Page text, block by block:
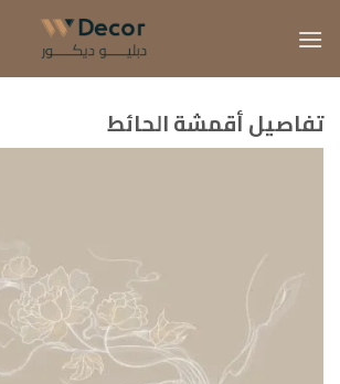
للمحتوى
تفاصيل أقمشة الحائط